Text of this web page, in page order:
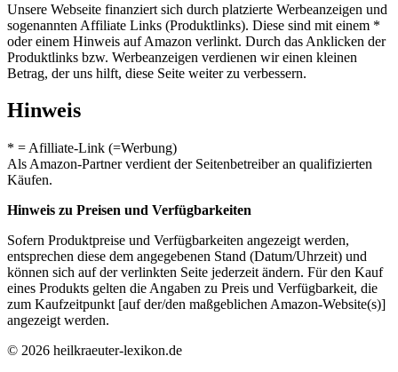
Unsere Webseite finanziert sich durch platzierte Werbeanzeigen und
sogenannten Affiliate Links (Produktlinks). Diese sind mit einem *
oder einem Hinweis auf Amazon verlinkt. Durch das Anklicken der
Produktlinks bzw. Werbeanzeigen verdienen wir einen kleinen
Betrag, der uns hilft, diese Seite weiter zu verbessern.
Hinweis
* = Afilliate-Link (=Werbung)
Als Amazon-Partner verdient der Seitenbetreiber an qualifizierten
Käufen.
Hinweis zu Preisen und Verfügbarkeiten
Sofern Produktpreise und Verfügbarkeiten angezeigt werden,
entsprechen diese dem angegebenen Stand (Datum/Uhrzeit) und
können sich auf der verlinkten Seite jederzeit ändern. Für den Kauf
eines Produkts gelten die Angaben zu Preis und Verfügbarkeit, die
zum Kaufzeitpunkt [auf der/den maßgeblichen Amazon-Website(s)]
angezeigt werden.
© 2026 heilkraeuter-lexikon.de